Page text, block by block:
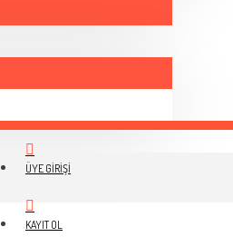
ÜYE GIRIŞI
KAYIT OL